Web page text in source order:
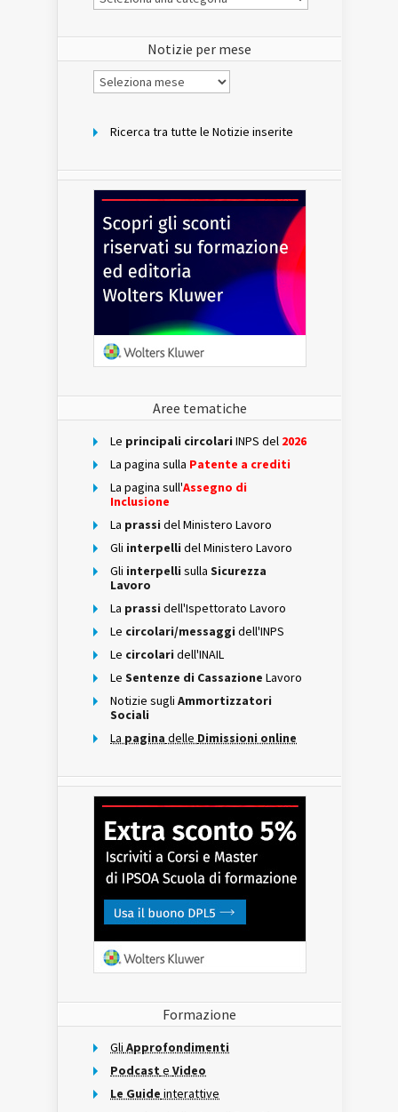
Notizie
Notizie per mese
Notizie
per
Ricerca tra tutte le Notizie inserite
Aree tematiche
Le principali circolari INPS del 2026
La pagina sulla Patente a crediti
La pagina sull'Assegno di
Inclusione
La prassi del Ministero Lavoro
Gli interpelli del Ministero Lavoro
Gli interpelli sulla Sicurezza
Lavoro
La prassi dell'Ispettorato Lavoro
Le circolari/messaggi dell'INPS
Le circolari dell'INAIL
Le Sentenze di Cassazione Lavoro
Notizie sugli Ammortizzatori
Sociali
La pagina delle Dimissioni online
Formazione
Gli Approfondimenti
Podcast e Video
Le Guide interattive